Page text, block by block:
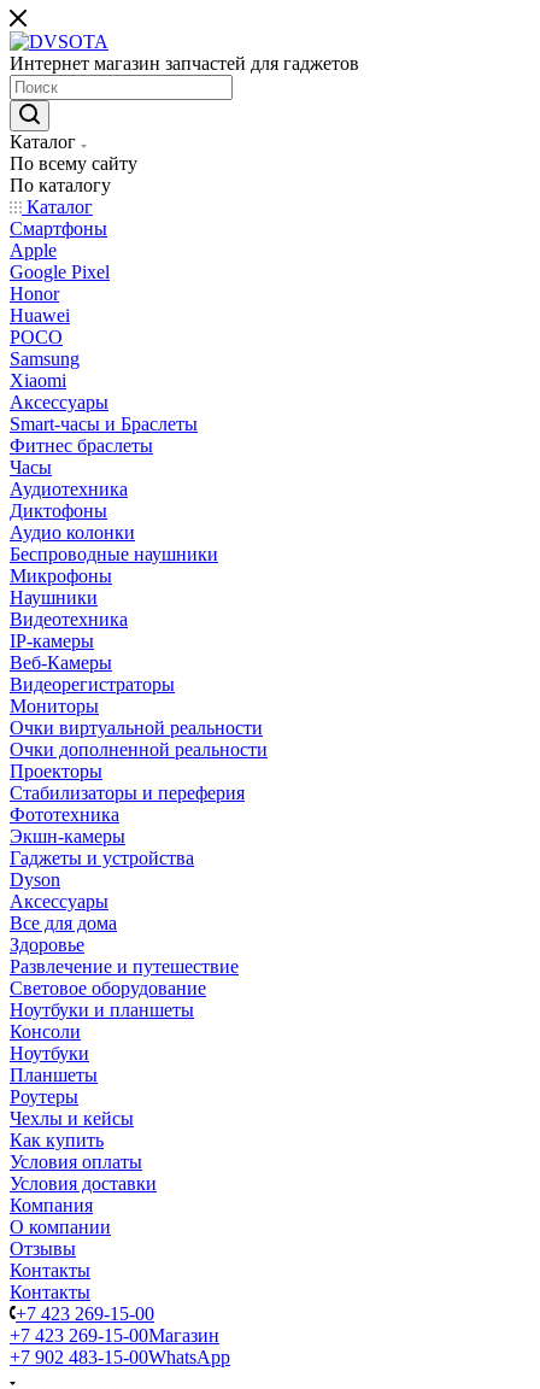
Интернет магазин запчастей для гаджетов
Каталог
По всему сайту
По каталогу
Каталог
Смартфоны
Apple
Google Pixel
Honor
Huawei
POCO
Samsung
Xiaomi
Аксессуары
Smart-часы и Браслеты
Фитнес браслеты
Часы
Аудиотехника
Диктофоны
Аудио колонки
Беспроводные наушники
Микрофоны
Наушники
Видеотехника
IP-камеры
Веб-Камеры
Видеорегистраторы
Мониторы
Очки виртуальной реальности
Очки дополненной реальности
Проекторы
Стабилизаторы и переферия
Фототехника
Экшн-камеры
Гаджеты и устройства
Dyson
Аксессуары
Все для дома
Здоровье
Развлечение и путешествие
Световое оборудование
Ноутбуки и планшеты
Консоли
Ноутбуки
Планшеты
Роутеры
Чехлы и кейсы
Как купить
Условия оплаты
Условия доставки
Компания
О компании
Отзывы
Контакты
Контакты
+7 423 269-15-00
+7 423 269-15-00Магазин
+7 902 483-15-00WhatsApp